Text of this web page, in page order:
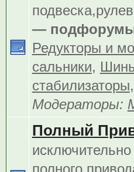
—
Редукторы и
сальники,
стабилизаторы,
Модераторы:
Полный
полного